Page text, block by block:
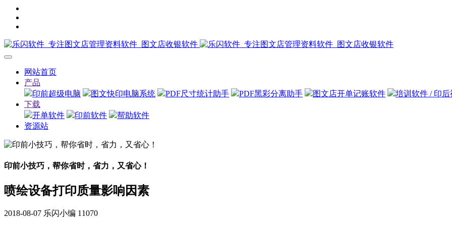
网站首页
产品
印前超级电脑
图文快印电脑系统 PDF尺寸统计助手 PDF黑彩分离助手 图文店开单记账软件
培训软件 / 印后
下载
开单软件
印前软件
帮助软件
资源站
印前小技巧，帮你省时，省力，又省心！
喷绘设备打印质量影响因素
2018-08-07 乐闪小编 11070